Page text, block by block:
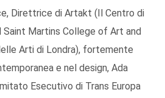
Direttrice di Artakt (Il Centro di
Saint Martins College of Art and
Arti di Londra), fortemente
e nel design, Ada
Esecutivo di Trans Europa